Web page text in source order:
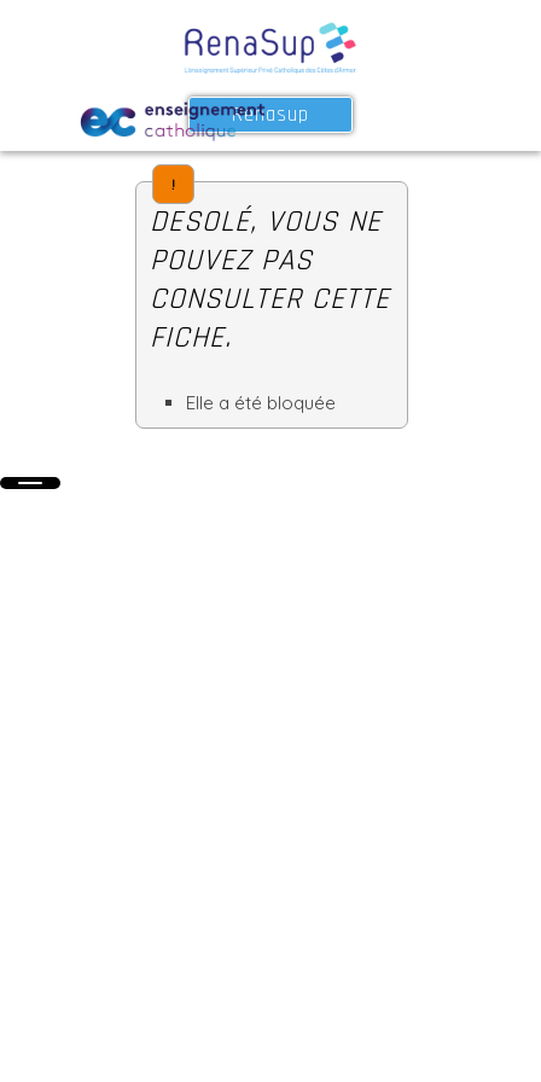
Renasup
!
DESOLÉ, VOUS NE
POUVEZ PAS
CONSULTER CETTE
FICHE.
Elle a été bloquée